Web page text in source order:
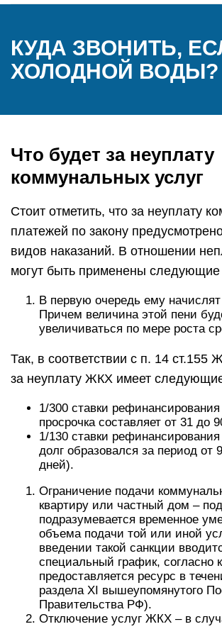
КУДА ЗВОНИТЬ,
ХОЛОДНОЙ ВОДЫ?
Что будет за неуплату
коммунальных услуг
Стоит отметить, что за неуплату
платежей по закону
видов наказаний. В отношении
могут быть применены следующие
В первую очередь ему
Причем величина этой пени
увеличиваться по мере роста
Так, в соответствии с п. 14
за неуплату ЖКХ имеет
1/300 ставки
просрочка составляет от 31 до
1/130 ставки
долг образовался за период от
дней).
Ограничение подачи
квартиру или частный дом –
подразумевается временное
объема подачи той или иной
введении такой санкции
специальный график, согласно
предоставляется ресурс в
раздела XI вышеупомянутого
Правительства РФ).
Отключение услуг ЖКХ – в